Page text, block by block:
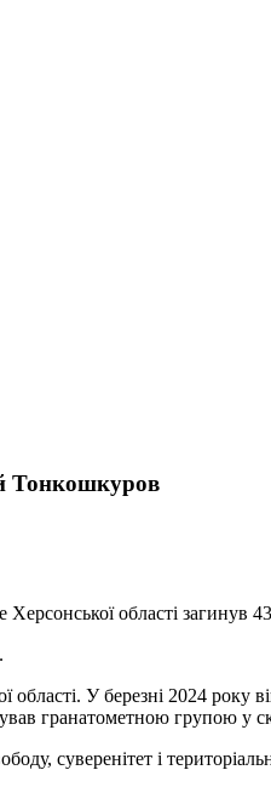
Тонкошкуров
області загинув
У березні 2024
гранатометною групою у
суверенітет і